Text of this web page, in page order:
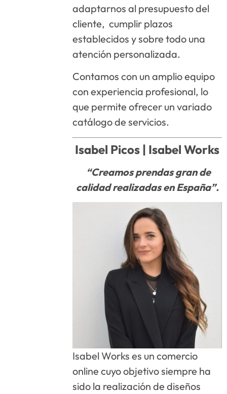
adaptarnos al presupuesto del
cliente, cumplir plazos
establecidos y sobre todo una
atención personalizada.
Contamos con un amplio equipo
con experiencia profesional, lo
que permite ofrecer un variado
catálogo de servicios.
Isabel Picos | Isabel Works
“Creamos prendas gran de
calidad realizadas en España”.
Isabel Works es un comercio
online cuyo objetivo siempre ha
sido la realización de diseños